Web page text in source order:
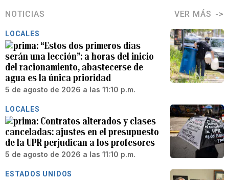
NOTICIAS VER MÁS
LOCALES
“Estos dos primeros días
serán una lección”: a horas del inicio
del racionamiento, abastecerse de
agua es la única prioridad
5 de agosto de 2026 a las 11:10 p.m.
LOCALES
Contratos alterados y clases
canceladas: ajustes en el presupuesto
de la UPR perjudican a los profesores
5 de agosto de 2026 a las 11:10 p.m.
ESTADOS UNIDOS